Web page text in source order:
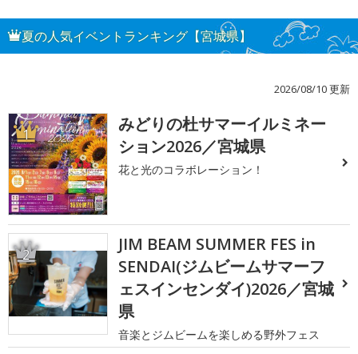
夏の人気イベントランキング【宮城県】
2026/08/10 更新
1
みどりの杜サマーイルミネー
ション2026／宮城県
花と光のコラボレーション！
2
JIM BEAM SUMMER FES in
SENDAI(ジムビームサマーフ
ェスインセンダイ)2026／宮城
県
音楽とジムビームを楽しめる野外フェス